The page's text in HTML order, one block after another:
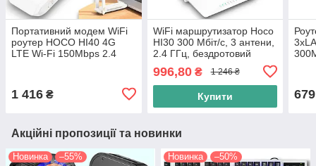
Портативний модем WiFi
роутер HOCO HI40 4G
LTE Wi-Fi 150Mbps 2.4
1 416 ₴
WiFi маршрутизатор Hoco
HI30 300 Мбіт/с, 3 антени,
2.4 ГГц, бездротовий
роутер для дому та офісу,
білий
996,80₴ 1 246 ₴
Купити 679
Акційні пропозиції та новинки
Новинка –55% Новинка –50%